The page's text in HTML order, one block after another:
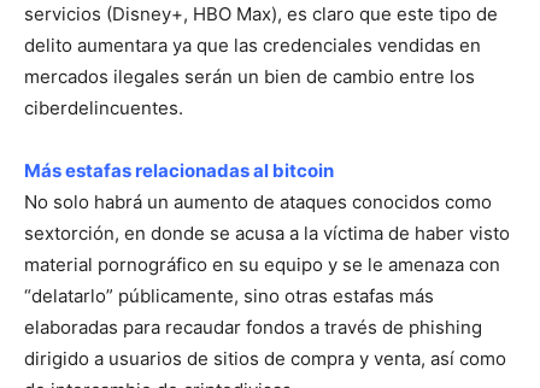
servicios (Disney+, HBO Max), es claro que este tipo de
delito aumentara ya que las credenciales vendidas en
mercados ilegales serán un bien de cambio entre los
ciberdelincuentes.
Más estafas relacionadas al bitcoin
No solo habrá un aumento de ataques conocidos como
sextorción, en donde se acusa a la víctima de haber visto
material pornográfico en su equipo y se le amenaza con
“delatarlo” públicamente, sino otras estafas más
elaboradas para recaudar fondos a través de phishing
dirigido a usuarios de sitios de compra y venta, así como